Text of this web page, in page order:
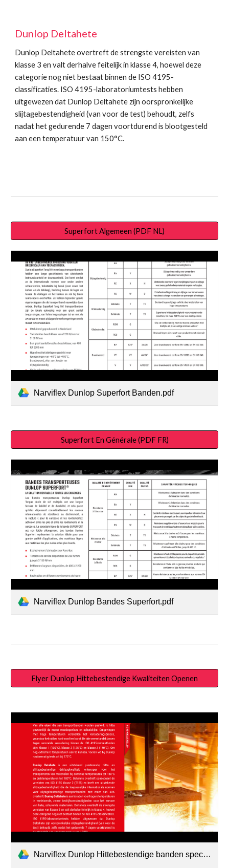
Dunlop Deltahete
Dunlop Deltahete overtreft de strengste vereisten van
klasse 3 en valt derhalve feitelijk in klasse 4, hoewel deze
categorie nog niet bestaat binnen de ISO 4195-
classificaties. ISO 4195-laboratoriumtests hebben
uitgewezen dat Dunlop Deltahete zijn oorspronkelijke
slijtagebestendigheid (van voor de test) behoudt, zelfs
nadat het gedurende 7 dagen voortdurend is blootgesteld
aan een temperatuur van 150°C.
Superfort Algemeen (PDF NL)
Narviflex Dunlop Superfort Banden.pdf
Superfort En Générale (PDF FR)
Narviflex Dunlop Bandes Superfort.pdf
Flyer Dunlop Hittebestendige Kwaliteiten Openen
Narviflex Dunlop Hittebestendige banden specificaties.pdf